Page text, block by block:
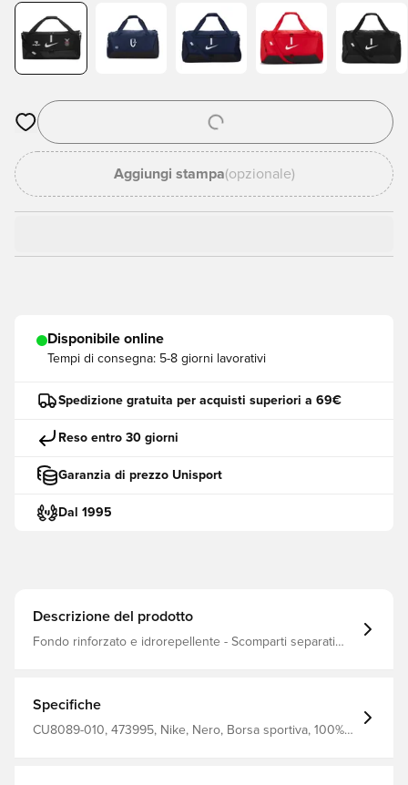
Apre una finestra modale per accedere o registrarsi come
Aggiungi stampa(opzionale)
Disponibile online
Tempi di consegna: 5-8 giorni lavorativi
Spedizione gratuita per acquisti superiori a 69€
Reso entro 30 giorni
Garanzia di prezzo Unisport
Dal 1995
Descrizione del prodotto
Fondo rinforzato e idrorepellente - Scomparti separati
Specifiche
CU8089-010, 473995, Nike, Nero, Borsa sportiva, 100%